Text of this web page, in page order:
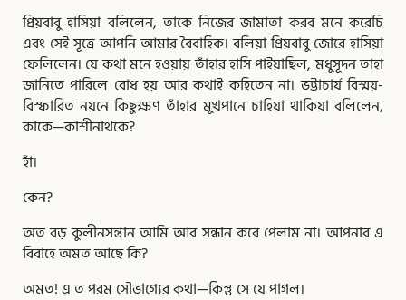
প্রিয়বাবু হাসিয়া বলিলেন, তাকে নিজের জামাতা করব মনে করেচি
এবং সেই সূত্রে আপনি আমার বৈবাহিক। বলিয়া প্রিয়বাবু জোরে হাসিয়া
ফেলিলেন। যে কথা মনে হওয়ায় তাঁহার হাসি পাইয়াছিল, মধুসূদন তাহা
জানিতে পারিলে বোধ হয় আর কথাই কহিতেন না। ভট্টাচার্য বিস্ময়-
বিস্ফারিত নয়নে কিছুক্ষণ তাঁহার মুখপানে চাহিয়া থাকিয়া বলিলেন,
কাকে—কাশীনাথকে?
হাঁ।
কেন?
অত বড় কুলীনসন্তান আমি আর সন্ধান করে পেলাম না। আপনার এ
বিবাহে অমত আছে কি?
অমত! এ ত পরম সৌভাগ্যের কথা—কিন্তু সে যে পাগল।